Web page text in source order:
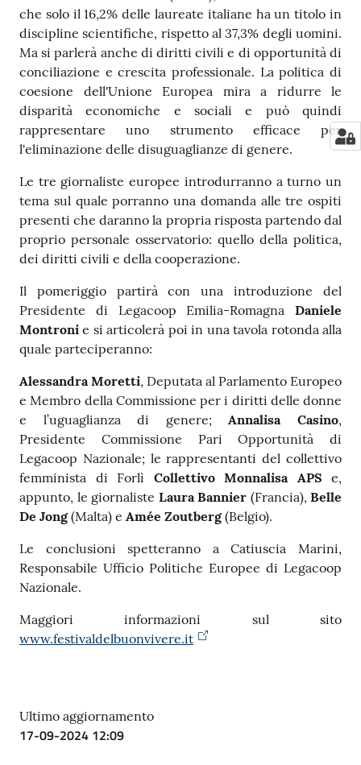
che solo il 16,2% delle laureate italiane ha un titolo in
discipline scientifiche, rispetto al 37,3% degli uomini.
Ma si parlerà anche di diritti civili e di opportunità di
conciliazione e crescita professionale. La politica di
coesione dell'Unione Europea mira a ridurre le
disparità economiche e sociali e può quindi
rappresentare uno strumento efficace per
l'eliminazione delle disuguaglianze di genere.
Le tre giornaliste europee introdurranno a turno un
tema sul quale porranno una domanda alle tre ospiti
presenti che daranno la propria risposta partendo dal
proprio personale osservatorio: quello della politica,
dei diritti civili e della cooperazione.
Il pomeriggio partirà con una introduzione del
Presidente di Legacoop Emilia-Romagna Daniele
Montroni e si articolerà poi in una tavola rotonda alla
quale parteciperanno:
Alessandra Moretti, Deputata al Parlamento Europeo
e Membro della Commissione per i diritti delle donne
e l’uguaglianza di genere;Annalisa Casino,
Presidente Commissione Pari Opportunità di
Legacoop Nazionale; le rappresentanti del collettivo
femminista di Forlì Collettivo Monnalisa APS e,
appunto, le giornaliste Laura Bannier (Francia), Belle
De Jong(Malta) e Amée Zoutberg(Belgio).
Le conclusioni spetteranno a Catiuscia Marini,
Responsabile Ufficio Politiche Europee di Legacoop
Nazionale.
Maggiori informazioni sul sito
www.festivaldelbuonvivere.it
Ultimo aggiornamento
17-09-2024 12:09